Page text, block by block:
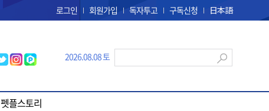
로그인 회원가입 독자투고 구독신청 日本語
2026.08.08 토
펫플스토리